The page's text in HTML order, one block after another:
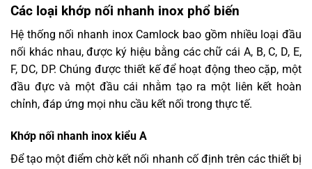
Các loại khớp nối nhanh inox phổ biến
Hệ thống nối nhanh inox Camlock bao gồm nhiều loại đầu
nối khác nhau, được ký hiệu bằng các chữ cái A, B, C, D, E,
F, DC, DP. Chúng được thiết kế để hoạt động theo cặp, một
đầu đực và một đầu cái nhằm tạo ra một liên kết hoàn
chỉnh, đáp ứng mọi nhu cầu kết nối trong thực tế.
Khớp nối nhanh inox kiểu A
Để tạo một điểm chờ kết nối nhanh cố định trên các thiết bị